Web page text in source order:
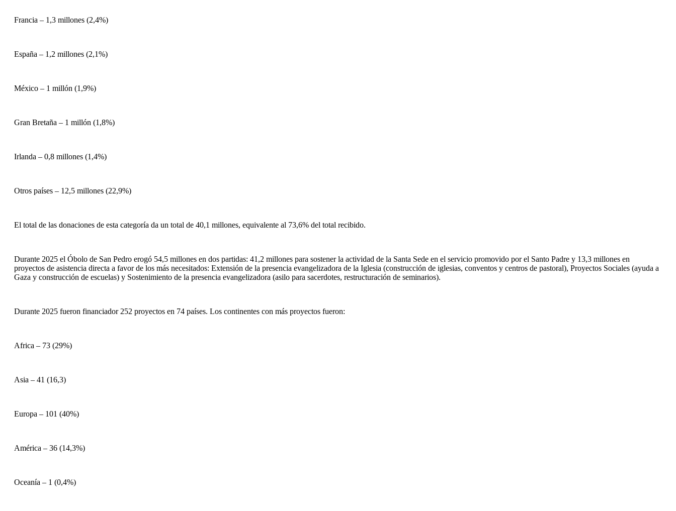
Francia – 1,3 millones (2,4%)
España – 1,2 millones (2,1%)
México – 1 millón (1,9%)
Gran Bretaña – 1 millón (1,8%)
Irlanda – 0,8 millones (1,4%)
Otros países – 12,5 millones (22,9%)
El total de las donaciones de esta categoría da un total de 40,1 millones, equivalente al 73,6% del total recibido.
Durante 2025 el Óbolo de San Pedro erogó 54,5 millones en dos partidas: 41,2 millones para sostener la actividad de la Santa Sede en el servicio promovido por el Santo Padre y 13,3 millones en
proyectos de asistencia directa a favor de los más necesitados: Extensión de la presencia evangelizadora de la Iglesia (construcción de iglesias, conventos y centros de pastoral), Proyectos Sociales (ayuda a
Gaza y construcción de escuelas) y Sostenimiento de la presencia evangelizadora (asilo para sacerdotes, restructuración de seminarios).
Durante 2025 fueron financiador 252 proyectos en 74 países. Los continentes con más proyectos fueron:
Africa – 73 (29%)
Asia – 41 (16,3)
Europa – 101 (40%)
América – 36 (14,3%)
Oceanía – 1 (0,4%)